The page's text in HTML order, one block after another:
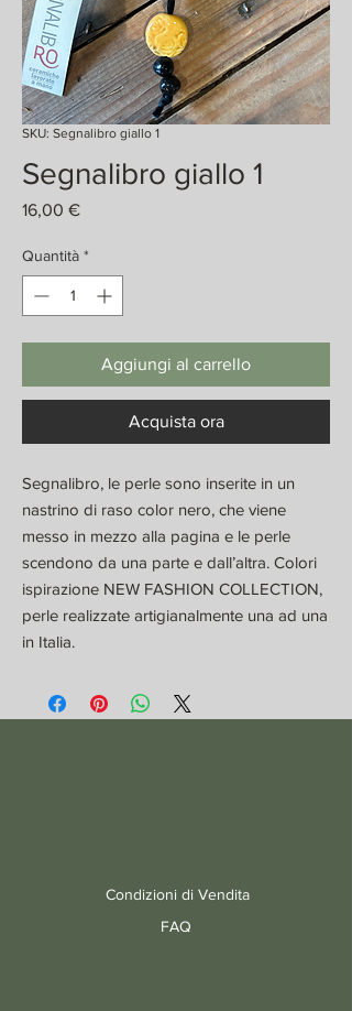
SKU: Segnalibro giallo 1
Segnalibro giallo 1
16,00 €Prezzo
Quantità *
Aggiungi al carrello
Acquista ora
Segnalibro, le perle sono inserite in un
nastrino di raso color nero, che viene
messo in mezzo alla pagina e le perle
scendono da una parte e dall’altra. Colori
ispirazione NEW FASHION COLLECTION,
perle realizzate artigianalmente una ad una
in Italia.
Condizioni di Vendita
FAQ